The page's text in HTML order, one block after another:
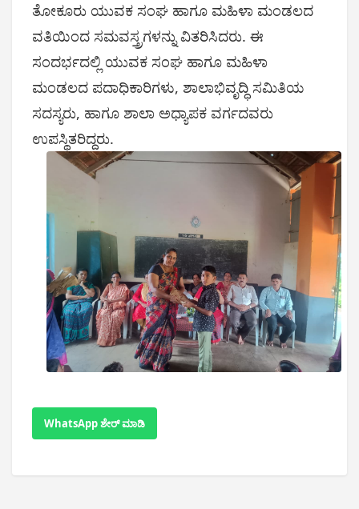
ತೋಕೂರು ಯುವಕ ಸಂಘ ಹಾಗೂ ಮಹಿಳಾ ಮಂಡಲದ
ವತಿಯಿಂದ ಸಮವಸ್ತ್ರಗಳನ್ನು ವಿತರಿಸಿದರು. ಈ
ಸಂದರ್ಭದಲ್ಲಿ ಯುವಕ ಸಂಘ ಹಾಗೂ ಮಹಿಳಾ
ಮಂಡಲದ ಪದಾಧಿಕಾರಿಗಳು, ಶಾಲಾಭಿವೃದ್ಧಿ ಸಮಿತಿಯ
ಸದಸ್ಯರು, ಹಾಗೂ ಶಾಲಾ ಅಧ್ಯಾಪಕ ವರ್ಗದವರು
ಉಪಸ್ಥಿತರಿದ್ದರು.
WhatsApp ಶೇರ್ ಮಾಡಿ